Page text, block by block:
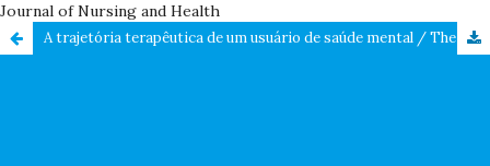
Journal of Nursing and Health
A trajetória terapêutica de um usuário de saúde mental / The therapeutic trajectory of a mental health user